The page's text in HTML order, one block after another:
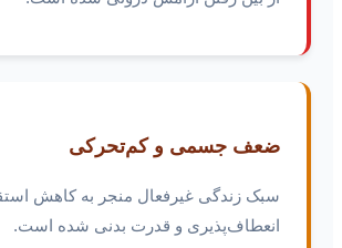
ضعف جسمی و کم‌تحرکی
سبک زندگی غیرفعال منجر به کاهش
انعطاف‌پذیری و قدرت بدنی شده است.